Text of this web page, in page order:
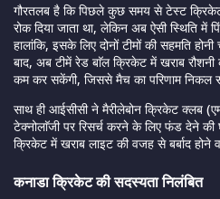
गौरतलब है कि पिछले कुछ समय से टेस्ट
रोक दिया जाता था, लेकिन अब ऐसी स्थिति में
हालांकि, इसके लिए दोनों टीमों की सहमति
बाद, अब टीमें रेड बाॅल क्रिकेट में खराब
कम कर सकेंगी, जिससे मैच का परिणाम निकल
साथ ही आईसीसी ने मैरीलेबोन क्रिकेट क्लब
टेक्नोलाॅजी पर रिसर्च करने के लिए फंड देने
क्रिकेट में खराब लाइट की वजह से बर्बाद
कनाडा क्रिकेट की सदस्यता निलंबित